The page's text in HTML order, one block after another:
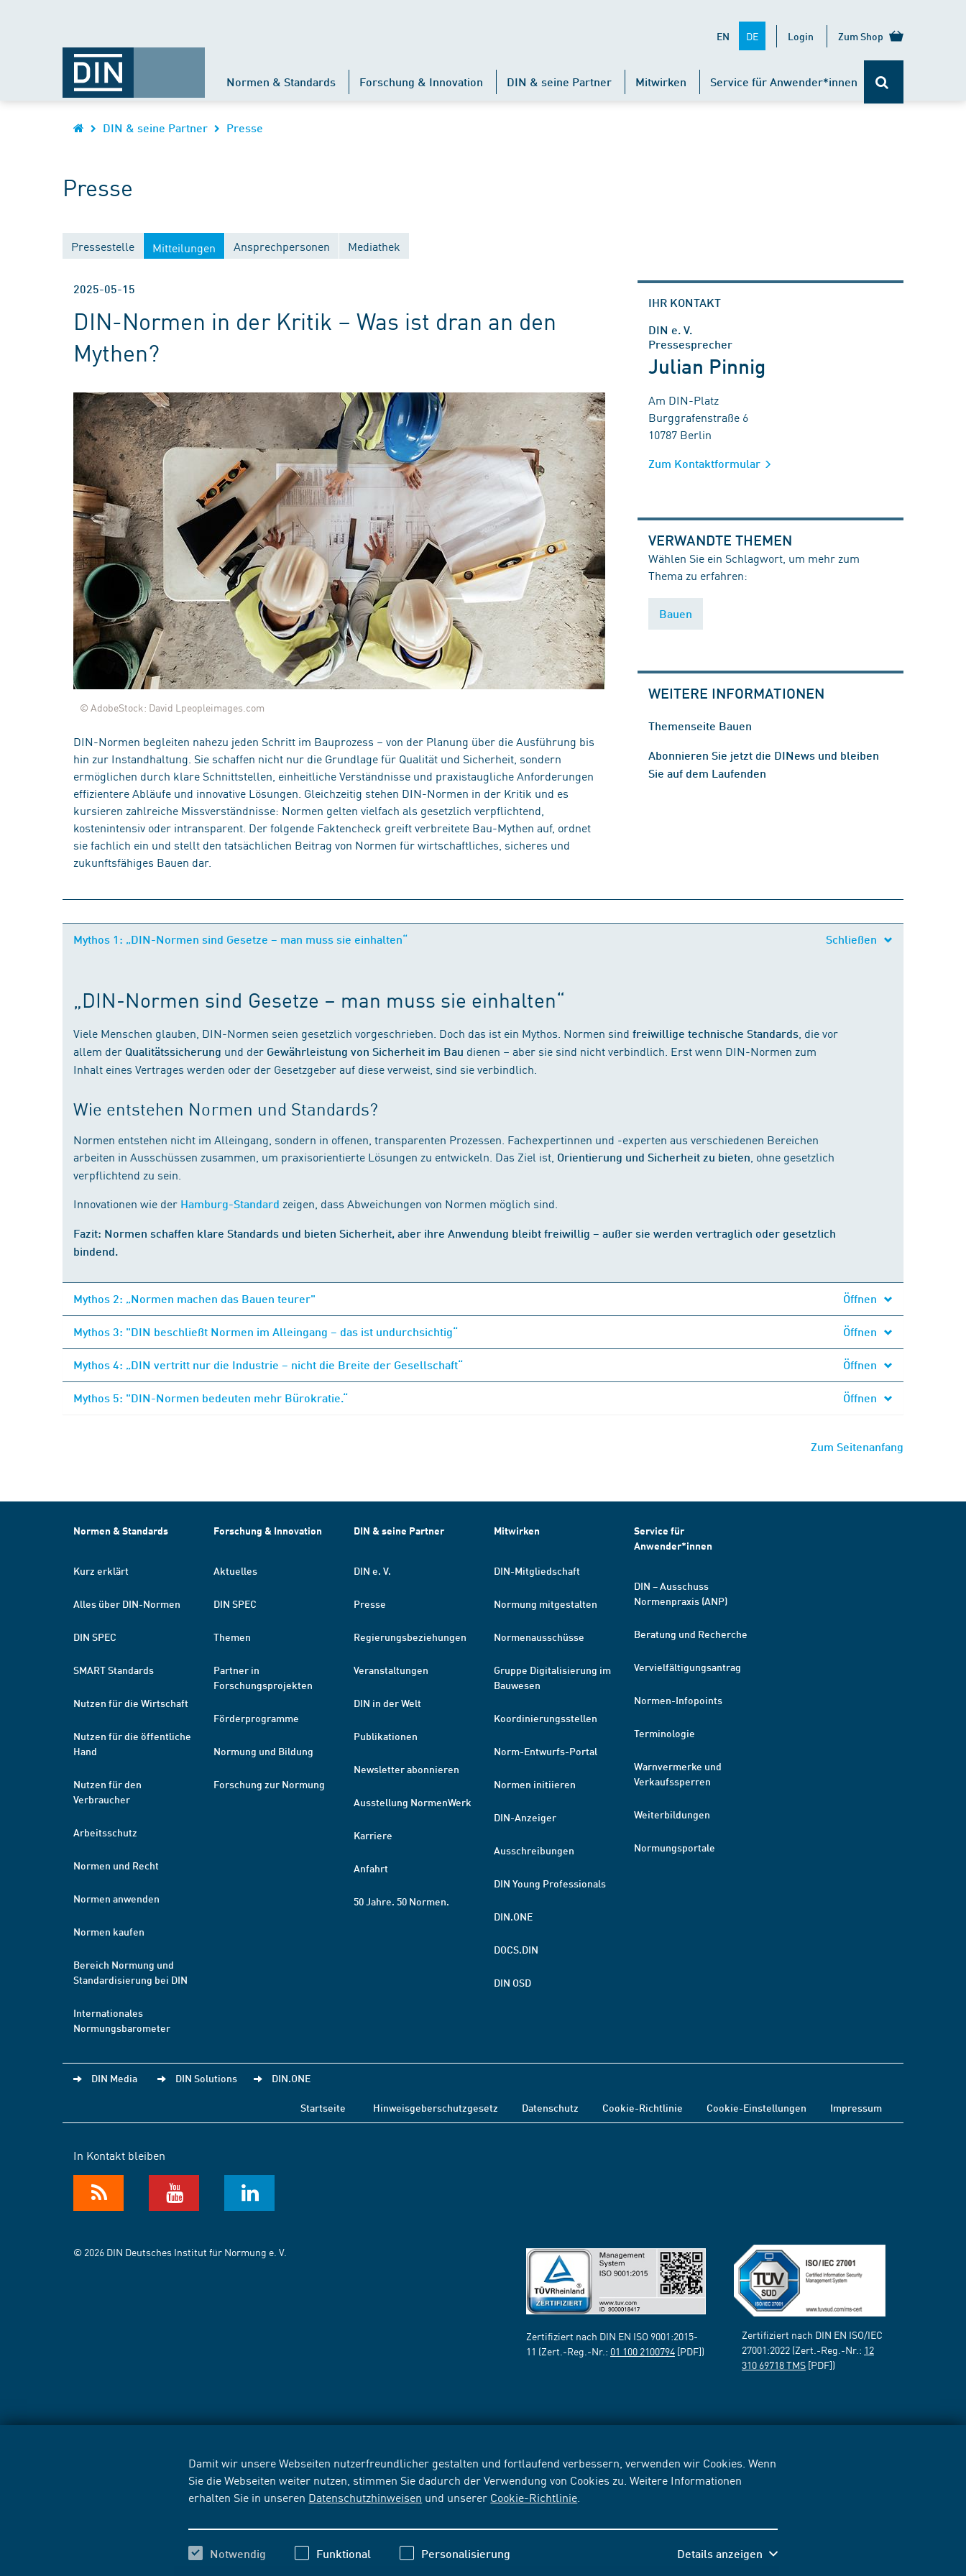
Damit wir unsere Webseiten nutzerfreundlicher gestalten und fortlaufend verbessern, verwenden wir Cookies. Wenn
Sie die Webseiten weiter nutzen, stimmen Sie dadurch der Verwendung von Cookies zu. Weitere Informationen
erhalten Sie in unseren Datenschutzhinweisen und unserer Cookie-Richtlinie
Notwendig Funktional Personalisierung Details anzeigen
EN DE Login Zum Shop
Normen & Standards Forschung & Innovation DIN & seine Partner Mitwirken Service für Anwender*innen
DIN & seine Partner Presse
Presse
Pressestelle Mitteilungen Ansprechpersonen Mediathek
2025-05-15
DIN-Normen in der Kritik – Was ist dran an den
Mythen?
© AdobeStock: David Lpeopleimages.com
DIN-Normen begleiten nahezu jeden Schritt im Bauprozess – von der Planung über die Ausführung bis
hin zur Instandhaltung. Sie schaffen nicht nur die Grundlage für Qualität und Sicherheit, sondern
ermöglichen durch klare Schnittstellen, einheitliche Verständnisse und praxistaugliche Anforderungen
effizientere Abläufe und innovative Lösungen. Gleichzeitig stehen DIN-Normen in der Kritik und es
kursieren zahlreiche Missverständnisse: Normen gelten vielfach als gesetzlich verpflichtend,
kostenintensiv oder intransparent. Der folgende Faktencheck greift verbreitete Bau-Mythen auf, ordnet
sie fachlich ein und stellt den tatsächlichen Beitrag von Normen für wirtschaftliches, sicheres und
zukunftsfähiges Bauen dar.
IHR KONTAKT
DIN e. V.
Pressesprecher
Julian Pinnig
Am DIN-Platz
Burggrafenstraße 6
10787 Berlin
Zum Kontaktformular
VERWANDTE THEMEN
Wählen Sie ein Schlagwort, um mehr zum
Thema zu erfahren:
Bauen
WEITERE INFORMATIONEN
Themenseite Bauen
Abonnieren Sie jetzt die DINews und bleiben
Sie auf dem Laufenden
Mythos 1: „DIN-Normen sind Gesetze – man muss sie einhalten“ Schließen
„DIN-Normen sind Gesetze – man muss sie einhalten“
Viele Menschen glauben, DIN-Normen seien gesetzlich vorgeschrieben. Doch das ist ein Mythos. Normen sind freiwillige technische Standards , die vor
allem der Qualitätssicherung und der Gewährleistung von Sicherheit im Bau dienen – aber sie sind nicht verbindlich. Erst wenn DIN-Normen zum
Inhalt eines Vertrages werden oder der Gesetzgeber auf diese verweist, sind sie verbindlich.
Wie entstehen Normen und Standards?
Normen entstehen nicht im Alleingang, sondern in offenen, transparenten Prozessen. Fachexpertinnen und -experten aus verschiedenen Bereichen
arbeiten in Ausschüssen zusammen, um praxisorientierte Lösungen zu entwickeln. Das Ziel ist, Orientierung und Sicherheit zu bieten , ohne gesetzlich
verpflichtend zu sein.
Innovationen wie der Hamburg-Standard zeigen, dass Abweichungen von Normen möglich sind.
Fazit: Normen schaffen klare Standards und bieten Sicherheit, aber ihre Anwendung bleibt freiwillig – außer sie werden vertraglich oder gesetzlich
bindend.
Mythos 2: „Normen machen das Bauen teurer" Öffnen
Mythos 3: "DIN beschließt Normen im Alleingang – das ist undurchsichtig“ Öffnen
Mythos 4: „DIN vertritt nur die Industrie – nicht die Breite der Gesellschaft“ Öffnen
Mythos 5: "DIN-Normen bedeuten mehr Bürokratie.“ Öffnen
Zum Seitenanfang
Normen & Standards
Kurz erklärt
Alles über DIN-Normen
DIN SPEC
SMART Standards
Nutzen für die Wirtschaft
Nutzen für die öffentliche
Hand
Nutzen für den
Verbraucher
Arbeitsschutz
Normen und Recht
Normen anwenden
Normen kaufen
Bereich Normung und
Standardisierung bei DIN
Internationales
Normungsbarometer
Forschung & Innovation
Aktuelles
DIN SPEC
Themen
Partner in
Forschungsprojekten
Förderprogramme
Normung und Bildung
Forschung zur Normung
DIN & seine Partner
DIN e. V.
Presse
Regierungsbeziehungen
Veranstaltungen
DIN in der Welt
Publikationen
Newsletter abonnieren
Ausstellung NormenWerk
Karriere
Anfahrt
50 Jahre. 50 Normen.
Mitwirken
DIN-Mitgliedschaft
Normung mitgestalten
Normenausschüsse
Gruppe Digitalisierung im
Bauwesen
Koordinierungsstellen
Norm-Entwurfs-Portal
Normen initiieren
DIN-Anzeiger
Ausschreibungen
DIN Young Professionals
DIN.ONE
DOCS.DIN
DIN OSD
Service für
Anwender*innen
DIN – Ausschuss
Normenpraxis (ANP)
Beratung und Recherche
Vervielfältigungsantrag
Normen-Infopoints
Terminologie
Warnvermerke und
Verkaufssperren
Weiterbildungen
Normungsportale
DIN Media DIN Solutions DIN.ONE
Startseite Hinweisgeberschutzgesetz Datenschutz Cookie-Richtlinie Cookie-Einstellungen Impressum
In Kontakt bleiben
© 2026 DIN Deutsches Institut für Normung e. V.
Zertifiziert nach DIN EN ISO 9001:2015-
11 (Zert.-Reg.-Nr.: 01 100 2100794 [PDF])
Zertifiziert nach DIN EN ISO/IEC
27001:2022 (Zert.-Reg.-Nr.: 12
310 69718 TMS [PDF])